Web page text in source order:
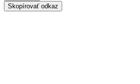
Skopírovať odkaz